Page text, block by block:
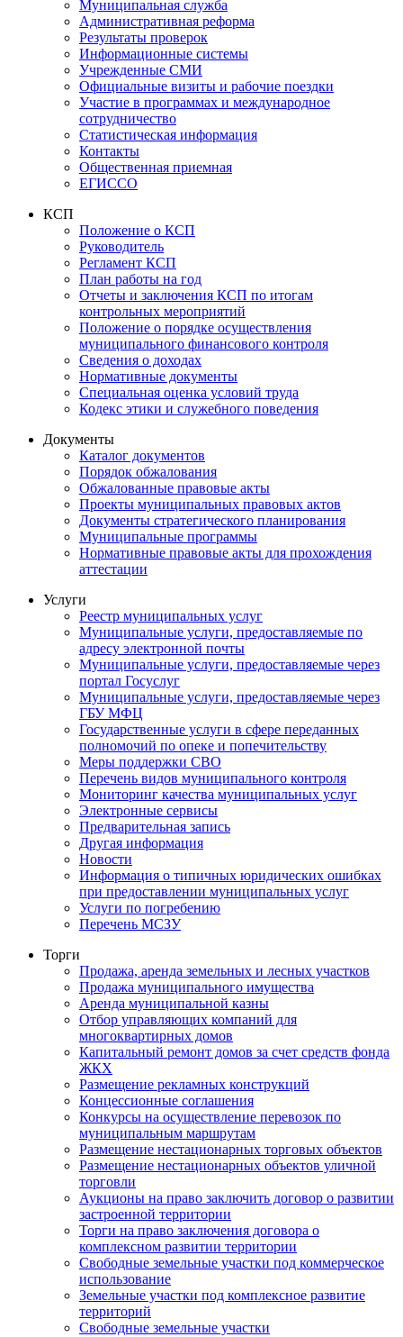
Муниципальная служба
Административная реформа
Результаты проверок
Информационные системы
Учрежденные СМИ
Официальные визиты и рабочие поездки
Участие в программах и международное
сотрудничество
Статистическая информация
Контакты
Общественная приемная
ЕГИССО
КСП
Положение о КСП
Руководитель
Регламент КСП
План работы на год
Отчеты и заключения КСП по итогам
контрольных мероприятий
Положение о порядке осуществления
муниципального финансового контроля
Сведения о доходах
Нормативные документы
Специальная оценка условий труда
Кодекс этики и служебного поведения
Документы
Каталог документов
Порядок обжалования
Обжалованные правовые акты
Проекты муниципальных правовых актов
Документы стратегического планирования
Муниципальные программы
Нормативные правовые акты для прохождения
аттестации
Услуги
Реестр муниципальных услуг
Муниципальные услуги, предоставляемые по
адресу электронной почты
Муниципальные услуги, предоставляемые через
портал Госуслуг
Муниципальные услуги, предоставляемые через
ГБУ МФЦ
Государственные услуги в сфере переданных
полномочий по опеке и попечительству
Меры поддержки СВО
Перечень видов муниципального контроля
Мониторинг качества муниципальных услуг
Электронные сервисы
Предварительная запись
Другая информация
Новости
Информация о типичных юридических ошибках
при предоставлении муниципальных услуг
Услуги по погребению
Перечень МСЗУ
Торги
Продажа, аренда земельных и лесных участков
Продажа муниципального имущества
Аренда муниципальной казны
Отбор управляющих компаний для
многоквартирных домов
Капитальный ремонт домов за счет средств фонда
ЖКХ
Размещение рекламных конструкций
Концессионные соглашения
Конкурсы на осуществление перевозок по
муниципальным маршрутам
Размещение нестационарных торговых объектов
Размещение нестационарных объектов уличной
торговли
Аукционы на право заключить договор о развитии
застроенной территории
Торги на право заключения договора о
комплексном развитии территории
Свободные земельные участки под коммерческое
использование
Земельные участки под комплексное развитие
территорий
Свободные земельные участки